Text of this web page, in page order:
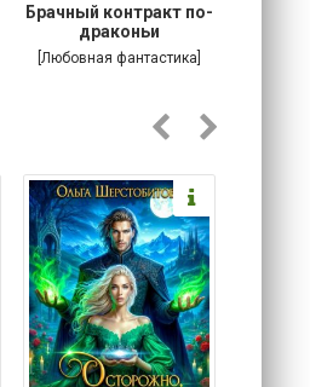
Брачный контракт по-
драконьи
[Любовная фантастика]